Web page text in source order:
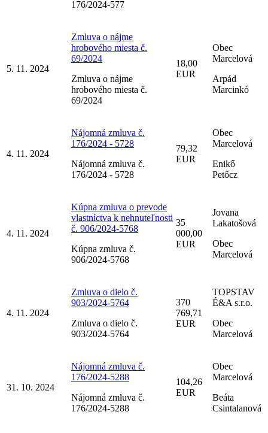
176/2024-577
5. 11. 2024
Zmluva o nájme
hrobového miesta č.
69/2024
Zmluva o nájme
hrobového miesta č.
69/2024
18,00
EUR
Obec
Marcelová
Arpád
Marcinkó
4. 11. 2024
Nájomná zmluva č.
176/2024 - 5728
Nájomná zmluva č.
176/2024 - 5728
79,32
EUR
Obec
Marcelová
Enikő
Petőcz
4. 11. 2024
Kúpna zmluva o prevode
vlastníctva k nehnuteľnosti
č. 906/2024-5768
Kúpna zmluva č.
906/2024-5768
35
000,00
EUR
Jovana
Lakatošová
Obec
Marcelová
4. 11. 2024
Zmluva o dielo č.
903/2024-5764
Zmluva o dielo č.
903/2024-5764
370
769,71
EUR
TOPSTAV
É&A s.r.o.
Obec
Marcelová
31. 10. 2024
Nájomná zmluva č.
176/2024-5288
Nájomná zmluva č.
176/2024-5288
104,26
EUR
Obec
Marcelová
Beáta
Csintalanová